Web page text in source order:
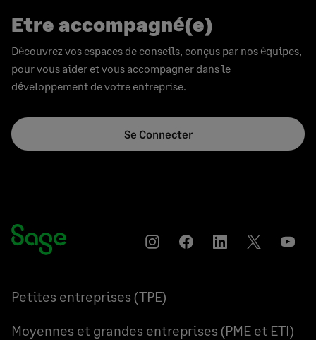
Etre accompagné(e)
Découvrez vos espaces de conseils, conçus par nos équipes,
pour vous aider et vous accompagner dans le
développement de votre entreprise.
Se Connecter
InstagramPartagerPartagerPartager
Petites entreprises (TPE)
Moyennes et grandes entreprises (PME et ETI)